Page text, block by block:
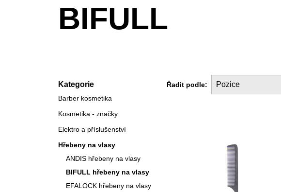
BIFULL
Řadit podle: Pozice
Kategorie
Barber kosmetika
Kosmetika - značky
Elektro a příslušenství
Hřebeny na vlasy
ANDIS hřebeny na vlasy
BIFULL hřebeny na vlasy
EFALOCK hřebeny na vlasy